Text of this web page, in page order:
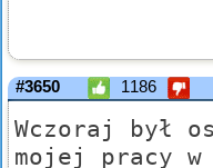
#3650 1186
Wczoraj był
mojej pracy w